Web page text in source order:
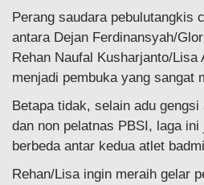
Perang saudara pebulutangkis
antara Dejan Ferdinansyah/
Rehan Naufal Kusharjanto/Lisa
menjadi pembuka yang sangat
Betapa tidak, selain adu
dan non pelatnas PBSI, laga
berbeda antar kedua atlet
Rehan/Lisa ingin meraih gelar